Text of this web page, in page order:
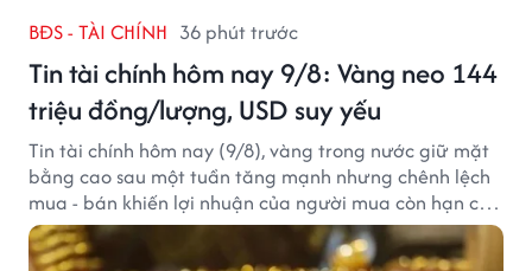
BĐS - TÀI CHÍNH 36 phút trước
Tin tài chính hôm nay 9/8: Vàng neo 144
triệu đồng/lượng, USD suy yếu
Tin tài chính hôm nay (9/8), vàng trong nước giữ mặt
bằng cao sau một tuần tăng mạnh nhưng chênh lệch
mua - bán khiến lợi nhuận của người mua còn hạn chế,
trong khi USD chịu sức ép sau dữ liệu việc làm Mỹ gây
thất vọng.